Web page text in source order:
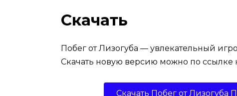
Скачать
Побег от Лизогуба — увлекательный
Скачать новую версию можно по ссылке
Скачать Побег от